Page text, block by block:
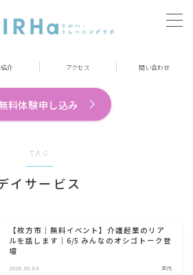
ラボ牧野駅前
介 アクセス 問い合わせ
料体験申し込み
TAG
イサービス
【枚方市｜無料イベント】介護起業のリア
ルを話します｜6/5 みんなのオシゴトーク登
壇
2026.05.03 案内